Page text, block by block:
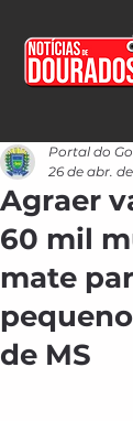
Agraer
60 mil
mate
de MS
Portal do
26 de abr.